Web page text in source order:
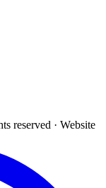
reserved · Website